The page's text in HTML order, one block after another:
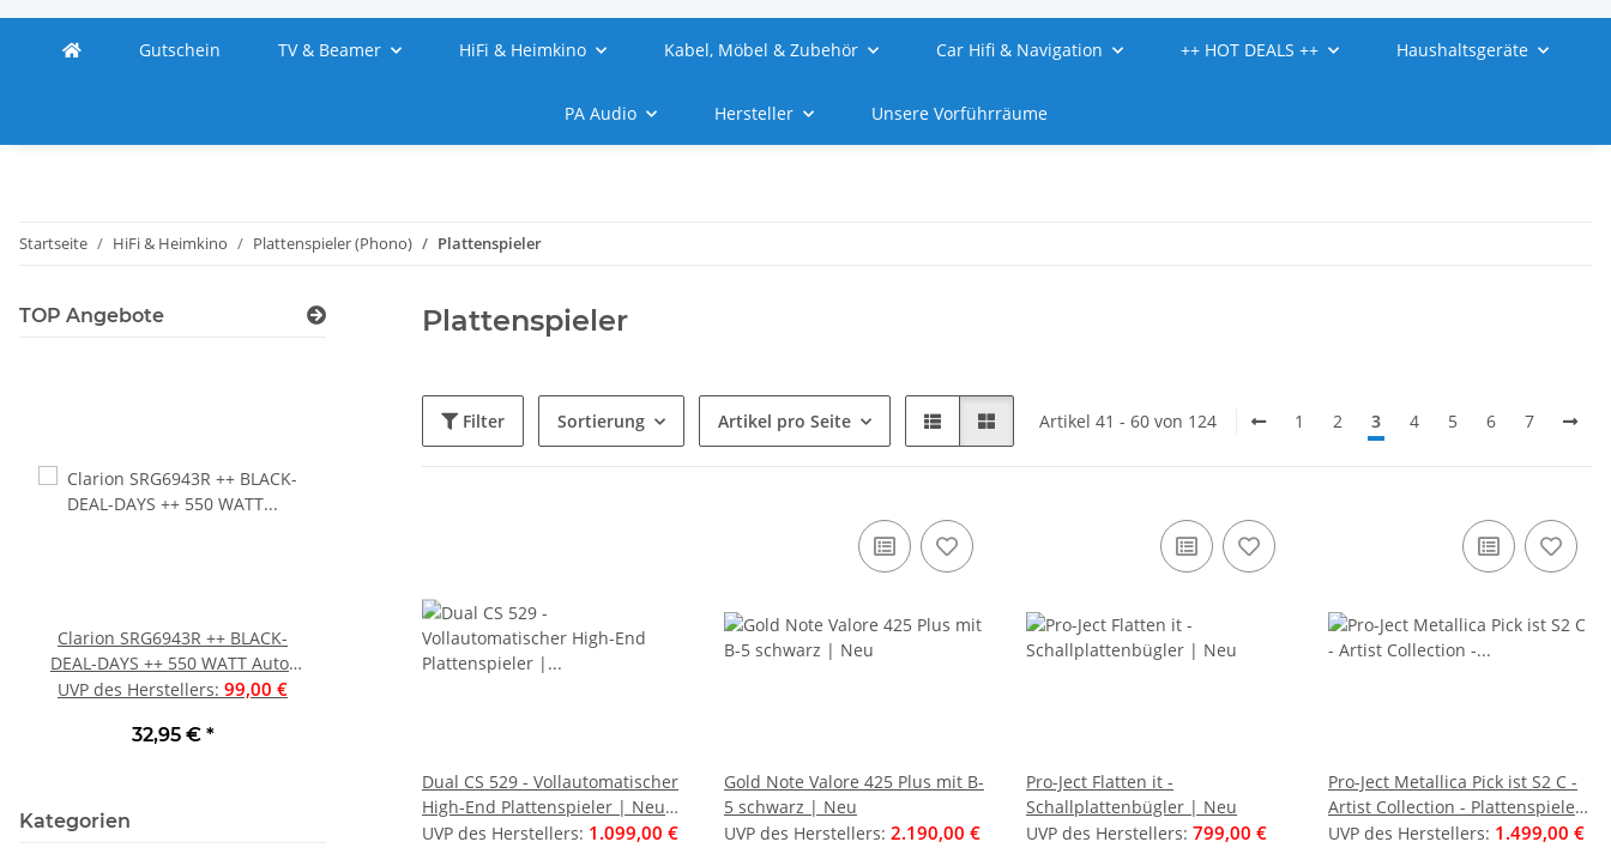
Gutschein TV & Beamer HiFi & Heimkino Kabel, Möbel & Zubehör Car Hifi & Navigation ++ HOT DEALS ++ Haushaltsgeräte
PA Audio Hersteller Unsere Vorführräume
Startseite HiFi & Heimkino Plattenspieler (Phono) Plattenspieler
Plattenspieler
Filter Sortierung Artikel pro Seite Artikel 41 - 60 von 124 1 2 3 4 5 6 7
Dual CS 529 - Vollautomatischer
High-End Plattenspieler | Neu
*verschiedene Farben*
UVP des Herstellers: 1.099,00 €
Gold Note Valore 425 Plus mit B-
5 schwarz | Neu
UVP des Herstellers: 2.190,00 €
Pro-Ject Flatten it -
Schallplattenbügler | Neu
UVP des Herstellers: 799,00 €
Pro-Ject Metallica Pick ist S2 C -
Artist Collection - Plattenspieler
| Neu | Auf Lager !
UVP des Herstellers: 1.499,00 €
TOP Angebote
Clarion SRG6943R ++ BLACK-
DEAL-DAYS ++ 550 WATT Auto-
Lautsprecher PKW 4-WEGE, 15
++
UVP des Herstellers: 99,00 €
32,95 € *
Clarion SH1724S - 400Watt 2-
Wege Komponentensystem, 16,5
HARMAN KARDON Omni Adapt
Bluetooth Adapter + AIV Blue
Clarion SRG6943R ++ BLACK-
DEAL-DAYS ++ 550 WATT Auto-
Clarion SH1724S - 400Watt 2-
Wege Komponentensystem, 16,5
Kategorien